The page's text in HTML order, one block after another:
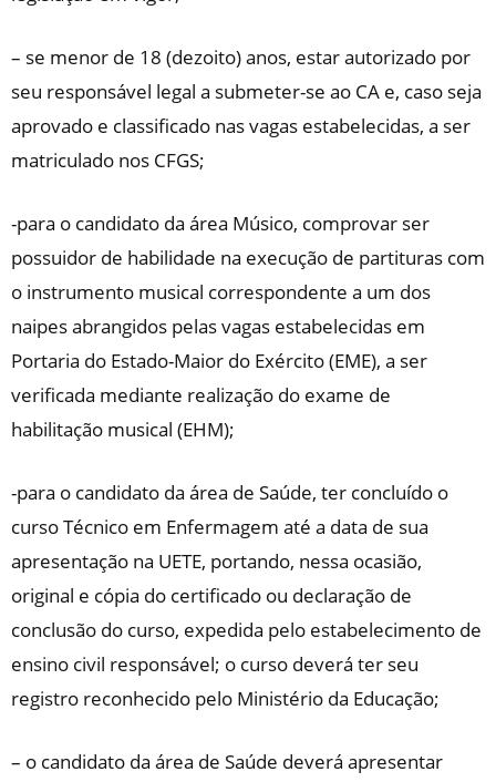
– se menor de 18 (dezoito) anos, estar autorizado por
seu responsável legal a submeter-se ao CA e, caso seja
aprovado e classificado nas vagas estabelecidas, a ser
matriculado nos CFGS;
-para o candidato da área Músico, comprovar ser
possuidor de habilidade na execução de partituras com
o instrumento musical correspondente a um dos
naipes abrangidos pelas vagas estabelecidas em
Portaria do Estado-Maior do Exército (EME), a ser
verificada mediante realização do exame de
habilitação musical (EHM);
-para o candidato da área de Saúde, ter concluído o
curso Técnico em Enfermagem até a data de sua
apresentação na UETE, portando, nessa ocasião,
original e cópia do certificado ou declaração de
conclusão do curso, expedida pelo estabelecimento de
ensino civil responsável; o curso deverá ter seu
registro reconhecido pelo Ministério da Educação;
– o candidato da área de Saúde deverá apresentar